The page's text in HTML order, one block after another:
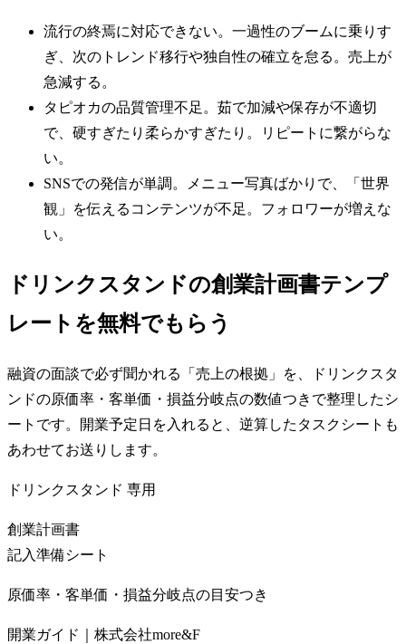
流行の終焉に対応できない。一過性のブームに乗りす
ぎ、次のトレンド移行や独自性の確立を怠る。売上が
急減する。
タピオカの品質管理不足。茹で加減や保存が不適切
で、硬すぎたり柔らかすぎたり。リピートに繋がらな
い。
SNSでの発信が単調。メニュー写真ばかりで、「世界
観」を伝えるコンテンツが不足。フォロワーが増えな
い。
ドリンクスタンドの創業計画書テンプ
レートを無料でもらう
融資の面談で必ず聞かれる「売上の根拠」を、ドリンクスタ
ンドの原価率・客単価・損益分岐点の数値つきで整理したシ
ートです。開業予定日を入れると、逆算したタスクシートも
あわせてお送りします。
ドリンクスタンド 専用
創業計画書
記入準備シート
原価率・客単価・損益分岐点の目安つき
開業ガイド｜株式会社more&F